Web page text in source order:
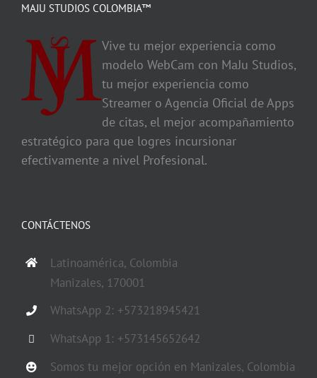
MAJU STUDIOS COLOMBIA™
Vive tu mejor experiencia como
modelo WebCam con MaJu Studios,
tu mejor experiencia como
Streamer o Agencia Oficial de Apps
de citas, el mejor acompañamiento
estratégico para que logres incursionar
efectivamente a nivel Profesional.
CONTÁCTENOS
Latinoamérica, Colombia
Manizales, 170001
WhatsApp 2: +573218945421
WhatsApp 1: +573145652642
Somos tu mejor opción en Manizales, Colombia